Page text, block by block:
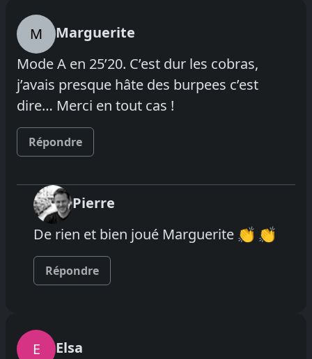
M
Marguerite
Mode A en 25’20. C’est dur les cobras,
j’avais presque hâte des burpees c’est
dire… Merci en tout cas !
Répondre
Pierre
De rien et bien joué Marguerite 👏 👏
Répondre
E
Elsa